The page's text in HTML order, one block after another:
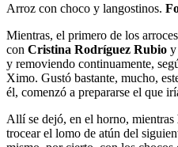
Arroz con choco y langostinos.
Mientras, el primero de los
con Cristina Rodríguez Rubio y
y removiendo continuamente,
Ximo. Gustó bastante, mucho,
él, comenzó a prepararse el que
Allí se dejó, en el horno, mientras
trocear el lomo de atún del